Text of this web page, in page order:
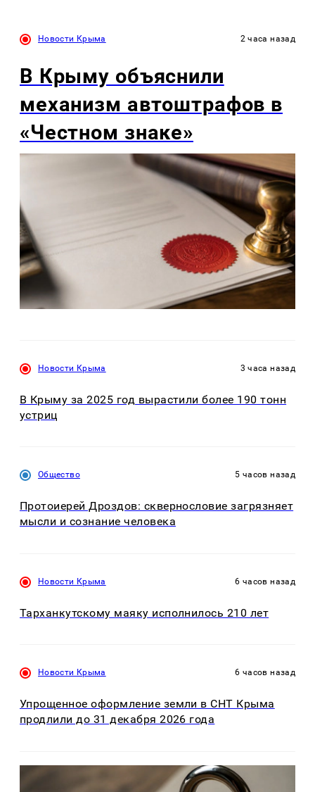
Новости Крыма 2 часа назад
В Крыму объяснили
механизм автоштрафов в
«Честном знаке»
Новости Крыма 3 часа назад
В Крыму за 2025 год вырастили более 190 тонн
устриц
Общество 5 часов назад
Протоиерей Дроздов: сквернословие загрязняет
мысли и сознание человека
Новости Крыма 6 часов назад
Тарханкутскому маяку исполнилось 210 лет
Новости Крыма 6 часов назад
Упрощенное оформление земли в СНТ Крыма
продлили до 31 декабря 2026 года